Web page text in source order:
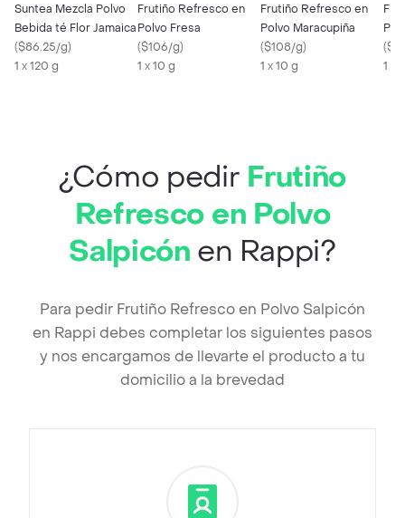
Suntea Mezcla Polvo
Bebida té Flor Jamaica
($86.25/g)
1 x 120 g
Frutiño Refresco en
Polvo Fresa
($106/g)
1 x 10 g
Frutiño Refresco en
Polvo Maracupiña
($108/g)
1 x 10 g
(
1 x
¿Cómo pedir Frutiño
Refresco en Polvo
Salpicón en Rappi?
Para pedir Frutiño Refresco en Polvo Salpicón
en Rappi debes completar los siguientes pasos
y nos encargamos de llevarte el producto a tu
domicilio a la brevedad